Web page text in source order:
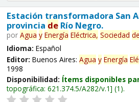
Estación transformadora San
provincia deRío Negro.
por Agua y Energía Eléctrica, Sociedad de
Idioma: Español
Editor: Buenos Aires: Agua y Energía
1998
Disponibilidad: Ítems disponibles
topográfica: 621.374.5/A282/v.1 (1).